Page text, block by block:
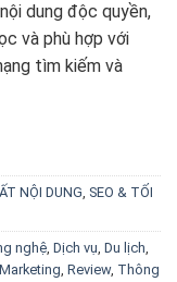
dung độc quyền,
và phù hợp với
tìm kiếm và
NỘI DUNG, SEO & TỐI
nghệ, Dịch vụ, Du lịch,
Marketing, Review, Thông